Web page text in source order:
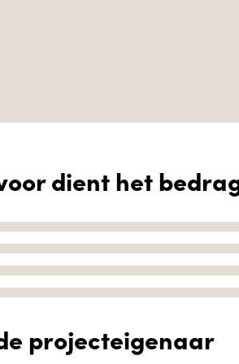
dient het
projecteigenaar